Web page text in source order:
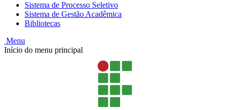
Sistema de Processo Seletivo
Sistema de Gestão Acadêmica
Bibliotecas
Menu
Início do menu principal